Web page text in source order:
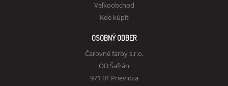
Veľkoobchod
Kde kúpiť
OSOBNÝ ODBER
Čarovné farby s.r.o.
OD Šafrán
971 01 Prievidza